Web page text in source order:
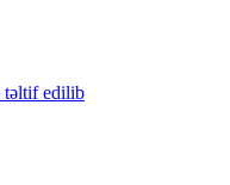
təltif edilib